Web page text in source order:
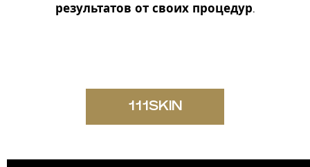
результатов от своих процедур.
111SKIN